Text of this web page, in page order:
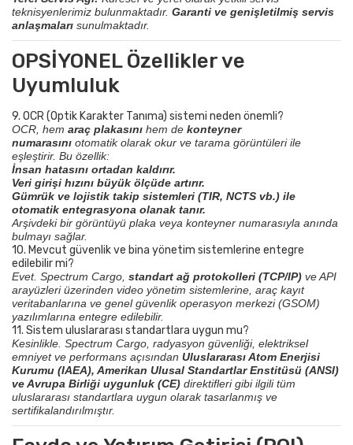
teknisyenlerimiz bulunmaktadır. Garanti ve genişletilmiş servis
anlaşmaları sunulmaktadır.
OPSİYONEL Özellikler ve
Uyumluluk
9. OCR (Optik Karakter Tanıma) sistemi neden önemli?
OCR, hem araç plakasını hem de konteyner
numarasını otomatik olarak okur ve tarama görüntüleri ile
eşleştirir. Bu özellik:
İnsan hatasını ortadan kaldırır.
Veri girişi hızını büyük ölçüde artırır.
Gümrük ve lojistik takip sistemleri (TIR, NCTS vb.) ile
otomatik entegrasyona olanak tanır.
Arşivdeki bir görüntüyü plaka veya konteyner numarasıyla anında
bulmayı sağlar.
10. Mevcut güvenlik ve bina yönetim sistemlerine entegre
edilebilir mi?
Evet. Spectrum Cargo, standart ağ protokolleri (TCP/IP) ve API
arayüzleri üzerinden video yönetim sistemlerine, araç kayıt
veritabanlarına ve genel güvenlik operasyon merkezi (GSOM)
yazılımlarına entegre edilebilir.
11. Sistem uluslararası standartlara uygun mu?
Kesinlikle. Spectrum Cargo, radyasyon güvenliği, elektriksel
emniyet ve performans açısından Uluslararası Atom Enerjisi
Kurumu (IAEA), Amerikan Ulusal Standartlar Enstitüsü (ANSI)
ve Avrupa Birliği uygunluk (CE) direktifleri gibi ilgili tüm
uluslararası standartlara uygun olarak tasarlanmış ve
sertifikalandırılmıştır.